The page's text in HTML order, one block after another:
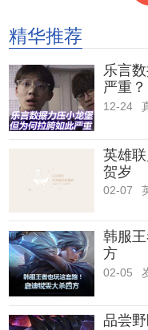
精华推荐
乐言
严重？
12-24
英雄
贺岁
02-07
韩服
方
02-05
品尝